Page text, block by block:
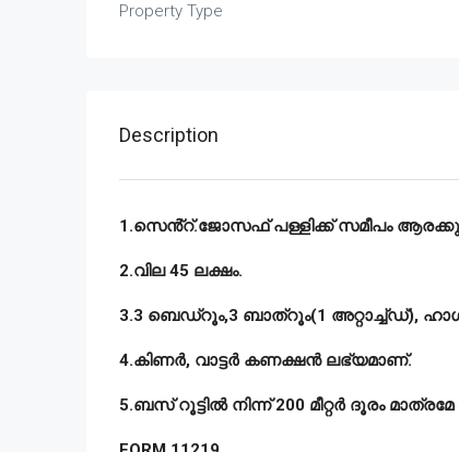
Property Type
Description
1.സെൻ്റ്.ജോസഫ് പള്ളിക്ക് സമീപം
2.വില 45 ലക്ഷം.
3.3 ബെഡ്റൂം,3 ബാത്റൂം(1 അറ്റാച്ച്ഡ്),
4.കിണർ, വാട്ടർ കണക്ഷൻ ലഭ്യമാണ്.
5.ബസ് റൂട്ടിൽ നിന്ന് 200 മീറ്റർ ദൂരം